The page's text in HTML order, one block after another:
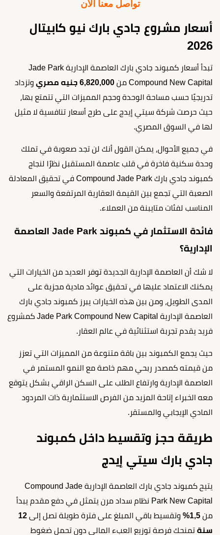
تواصل معنا الآن
أسعار مشروع جادي بارك نيو كابيتال
2026
تبدأ أسعار كمبوند جادي بارك العاصمة الإدارية Jade Park
Compound New Capital من
وتزداد
تدريجيًا حسب مساحة الوحدة وحجم المميزات التي تتمتع بها،
حيث حرصت شركة سيتي إيدج على طرح أسعار تنافسية لا مثيل
لها في السوق المصري.
في جميع الأحوال، يمكن القول أنك لن تجد صعوبة في تملك
وحدة سكنية فاخرة في قلب عاصمة المستقبل نظرًا لنجاج
كمبوند جادي بارك Compound Jade Park في تحقيق المعادلة
الصعبة التي تجمع بين القيمة العقارية المرتفعة والسعر
المناسب لفئات متايبنة من العملاء.
فائدة الاستثمار في كمبوند Jade Park العاصمة
الإدارية؟
لا شك أن العاصمة الإدارية الجديدة توفر العديد من الخيارات التي
يمكنك الاعتماد عليها في تحقيق عوائد مادية مجزية على
المدى الطويل، ومن بين هذه الخيارات يبرز كمبوند جادي بارك
العاصمة الإدارية Jade Park Compound New Capital كمشروع
فريد يقدم تجربة استثنائية في عالم العقار.
حيث يجمع الكمبوند بين باقة متنوعة من المميزات التي تعزز
من قيمته كمصدر ربحي مهم خاصة مع النمو المستمر في
العاصمة الإدارية وارتفاع الطلب على السكن الراقي بشكل يتوقع
معه الخبراء إتاحة المزيد من الفرص الاستثمارية ذات المردود
المادي الإيجابي والمستقر.
طريقة حجز وتقسيط داخل كمبوند
جادي بارك سيتي إيدج
يتيح كمبوند جادي بارك العاصمة الإدارية Compound Jade
Park New Capital نظام سداد مرن يتمثل في دفع مقدم يبدأ
من 1,5% وتقسيط باقي المبلغ على فترة طويلة تصل إلى 12
سنة تمنحك فرصة توزيع العبء المالي دون تحمل ضغوط